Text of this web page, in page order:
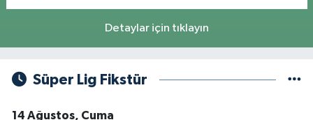
Detaylar için tıklayın
Süper Lig Fikstür
14 Ağustos, Cuma